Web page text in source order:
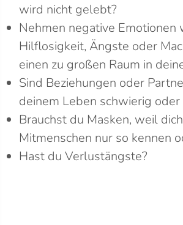
wird nicht gelebt?
Nehmen negative Emotionen
Hilflosigkeit, Ängste oder
einen zu großen Raum in
Sind Beziehungen oder
deinem Leben schwierig
Brauchst du Masken, weil
Mitmenschen nur so kennen
Hast du Verlustängste?